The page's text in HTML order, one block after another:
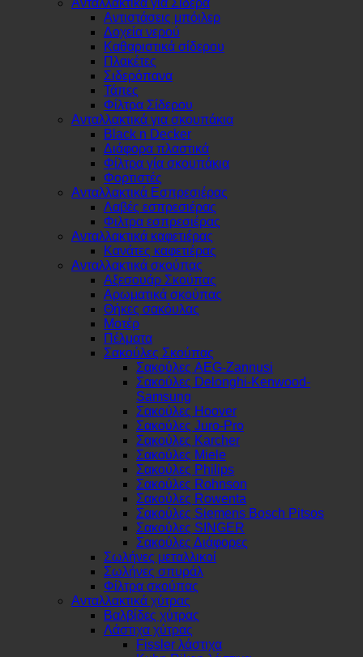
Αντιστάσεις μπόιλερ
Δοχεία νερού
Καθαριστικά σίδερου
Πλακέτες
Σιδερόπανα
Τάπες
Φίλτρα Σίδερου
Ανταλλακτικά για σκουπάκια
Black n Decker
Διάφορα πλαστικά
Φίλτρα γία σκουπάκια
Φορτιστές
Ανταλλακτικά Εσπρεσιέρας
Λαβές εσπρεσιέρας
Φιλτρα εσπρεσιέρας
Ανταλλακτικά καφετιέρας
Κανάτες καφετιέρας
Ανταλλακτικά σκούπας
Αξεσουάρ Σκούπας
Αρωματικά σκούπας
Θήκες σακόυλας
Μοτέρ
Πέλματα
Σακούλες Σκούπας
Σακούλες AEG-Zannusi
Σακούλες Delonghi-Kenwood-
Samsung
Σακούλες Hoover
Σακούλες Juro-Pro
Σακούλες Karcher
Σακούλες Miele
Σακούλες Philips
Σακούλες Rohnson
Σακούλες Rowenta
Σακούλες Siemens Bosch Pitsos
Σακούλες SINGER
Σακούλες Διάφορες
Σωλήνες μεταλλικοί
Σωλήνες σπυράλ
Φίλτρα σκούπας
Ανταλλακτικά χύτρας
Βαλβίδες χύτρας
Λάστιχα χύτρας
Fissler λάστιχα